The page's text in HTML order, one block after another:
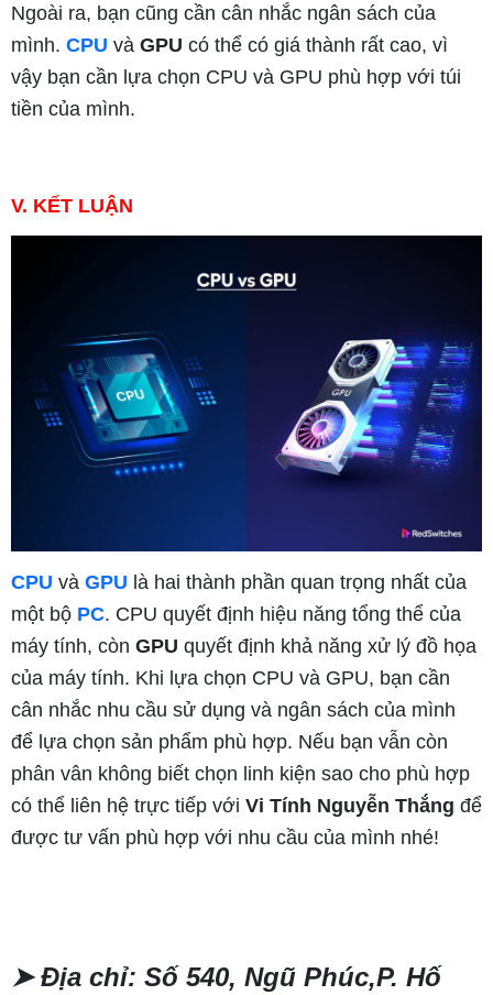
Ngoài ra, bạn cũng cần cân nhắc ngân sách của
mình. CPU và GPU có thể có giá thành rất cao, vì
vậy bạn cần lựa chọn CPU và GPU phù hợp với túi
tiền của mình.
V. KẾT LUẬN
CPU và GPU là hai thành phần quan trọng nhất của
một bộ PC. CPU quyết định hiệu năng tổng thể của
máy tính, còn GPU quyết định khả năng xử lý đồ họa
của máy tính. Khi lựa chọn CPU và GPU, bạn cần
cân nhắc nhu cầu sử dụng và ngân sách của mình
để lựa chọn sản phẩm phù hợp. Nếu bạn vẫn còn
phân vân không biết chọn linh kiện sao cho phù hợp
có thể liên hệ trực tiếp với Vi Tính Nguyễn Thắng để
được tư vấn phù hợp với nhu cầu của mình nhé!
➤Địa chỉ: Số 540, Ngũ Phúc,P. Hố